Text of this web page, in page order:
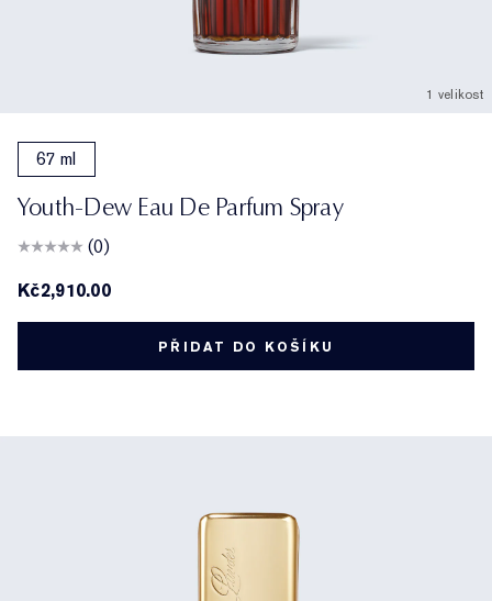
1 velikost
67 ml
Youth-Dew Eau De Parfum Spray
(0)
Kč2,910.00
PŘIDAT DO KOŠÍKU